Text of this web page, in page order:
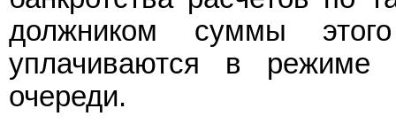
должником суммы
уплачиваются в режиме
очереди.